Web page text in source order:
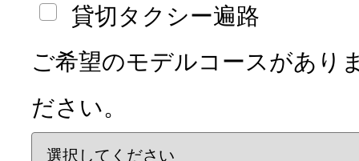
貸切タクシー遍路
ご希望のモデルコースがあり
ださい。